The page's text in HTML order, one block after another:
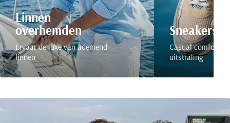
Linnen
overhemden
Ervaar de luxe van ademend
linnen
Sneakers
Casual comfort
uitstraling